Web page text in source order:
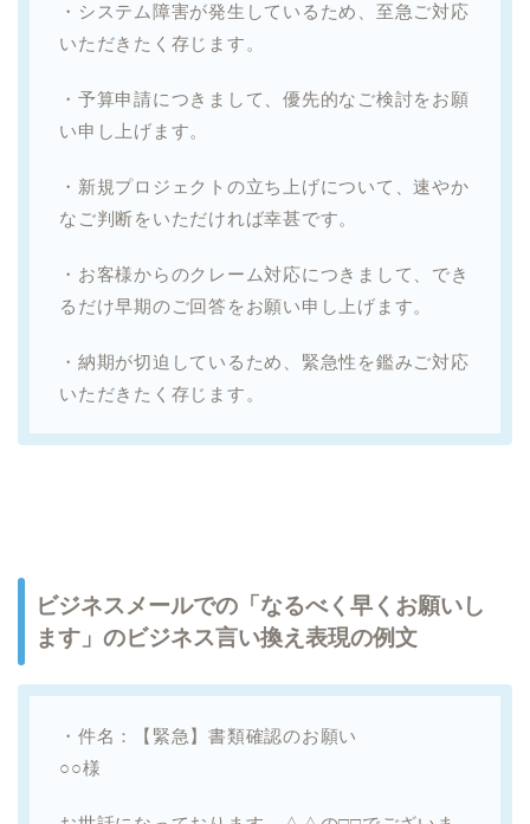
・システム障害が発生しているため、至急ご対応
いただきたく存じます。
・予算申請につきまして、優先的なご検討をお願
い申し上げます。
・新規プロジェクトの立ち上げについて、速やか
なご判断をいただければ幸甚です。
・お客様からのクレーム対応につきまして、でき
るだけ早期のご回答をお願い申し上げます。
・納期が切迫しているため、緊急性を鑑みご対応
いただきたく存じます。
ビジネスメールでの「なるべく早くお願いし
ます」のビジネス言い換え表現の例文
・件名：【緊急】書類確認のお願い
○○様